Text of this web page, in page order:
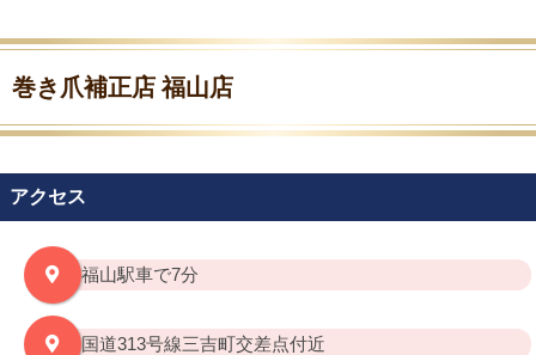
巻き爪補正店 福山店
アクセス
福山駅車で7分
国道313号線三吉町交差点付近